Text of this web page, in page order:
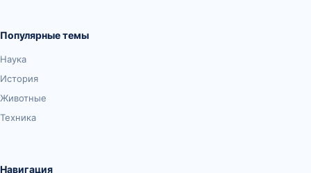
Популярные темы
Наука
История
Животные
Техника
Навигация